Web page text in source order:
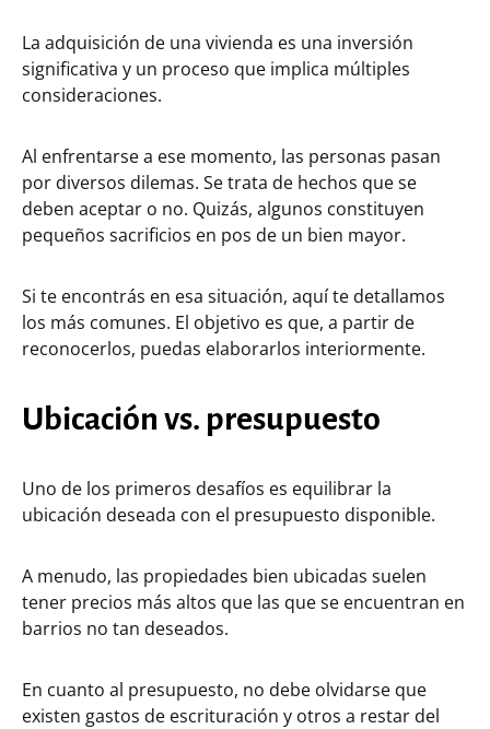
La adquisición de una vivienda es una inversión
significativa y un proceso que implica múltiples
consideraciones.
Al enfrentarse a ese momento, las personas pasan
por diversos dilemas. Se trata de hechos que se
deben aceptar o no. Quizás, algunos constituyen
pequeños sacrificios en pos de un bien mayor.
Si te encontrás en esa situación, aquí te detallamos
los más comunes. El objetivo es que, a partir de
reconocerlos, puedas elaborarlos interiormente.
Ubicación vs. presupuesto
Uno de los primeros desafíos es equilibrar la
ubicación deseada con el presupuesto disponible.
A menudo, las propiedades bien ubicadas suelen
tener precios más altos que las que se encuentran en
barrios no tan deseados.
En cuanto al presupuesto, no debe olvidarse que
existen gastos de escrituración y otros a restar del